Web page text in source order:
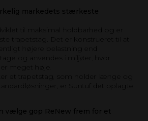
markedets stærkeste
til maksimal holdbarhed og er
trapetstag. Det er konstrueret til at
højere belastning end
og anvendes i miljøer, hvor
meget høje.
et trapetstag, som holder længe og
er Suntuf det oplagte
vælge gop ReNew frem for et